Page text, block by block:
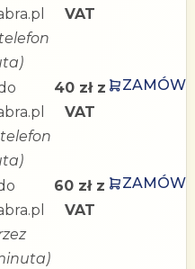
VAT
40 zł z
VAT
ZAMÓW
60 zł z
VAT
ZAMÓW